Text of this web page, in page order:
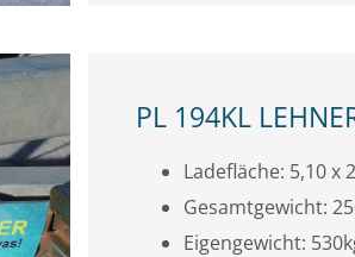
PL 194KL
Ladefläche: 5,10 x
Gesamtgewicht:
Eigengewicht: